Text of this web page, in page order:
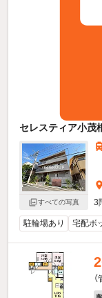
セレスティア小茂
すべての写真
3
駐輪場あり 宅配ボ